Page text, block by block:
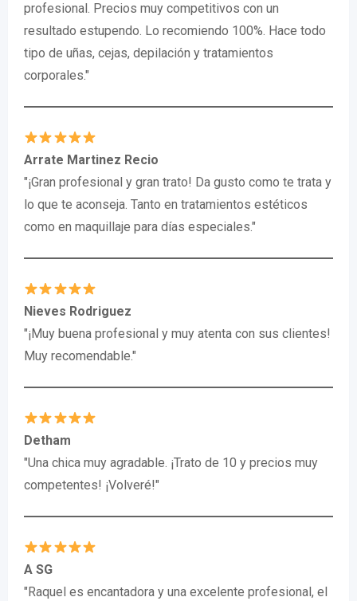
profesional. Precios muy competitivos con un
resultado estupendo. Lo recomiendo 100%. Hace todo
tipo de uñas, cejas, depilación y tratamientos
corporales."
Arrate Martinez Recio
"¡Gran profesional y gran trato! Da gusto como te trata y
lo que te aconseja. Tanto en tratamientos estéticos
como en maquillaje para días especiales."
Nieves Rodriguez
"¡Muy buena profesional y muy atenta con sus clientes!
Muy recomendable."
Detham
"Una chica muy agradable. ¡Trato de 10 y precios muy
competentes! ¡Volveré!"
A SG
"Raquel es encantadora y una excelente profesional, el